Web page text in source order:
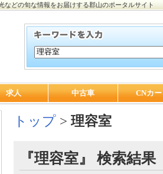
などの旬な情報をお届けする郡山のポータルサイト
求人 中古車 CNカ
トップ > 理容室
『理容室』 検索結